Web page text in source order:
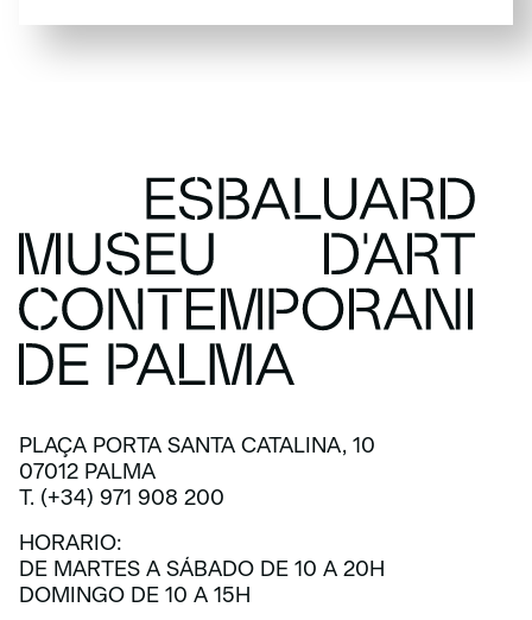
SUSCRÍBETE
PLAÇA PORTA SANTA CATALINA, 10
07012 PALMA
T. (+34) 971 908 200
HORARIO:
DE MARTES A SÁBADO DE 10 A 20H
DOMINGO DE 10 A 15H